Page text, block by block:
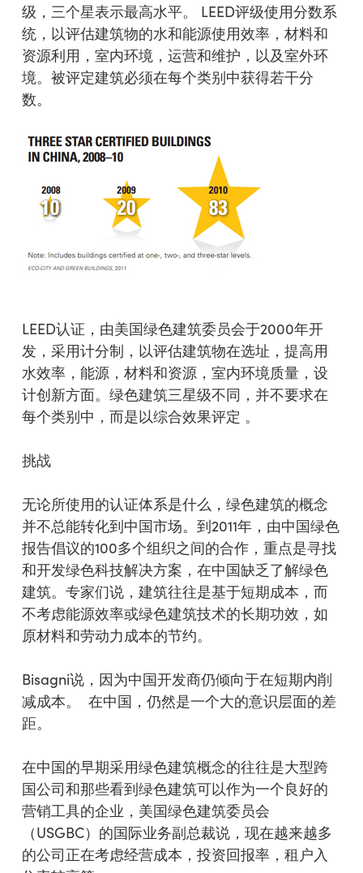
级，三个星表示最高水平。 LEED评级使用分数系
统，以评估建筑物的水和能源使用效率，材料和
资源利用，室内环境，运营和维护，以及室外环
境。被评定建筑必须在每个类别中获得若干分
数。
LEED认证，由美国绿色建筑委员会于2000年开
发，采用计分制，以评估建筑物在选址，提高用
水效率，能源，材料和资源，室内环境质量，设
计创新方面。绿色建筑三星级不同，并不要求在
每个类别中，而是以综合效果评定 。
挑战
无论所使用的认证体系是什么，绿色建筑的概念
并不总能转化到中国市场。到2011年，由中国绿色
报告倡议的100多个组织之间的合作，重点是寻找
和开发绿色科技解决方案，在中国缺乏了解绿色
建筑。专家们说，建筑往往是基于短期成本，而
不考虑能源效率或绿色建筑技术的长期功效，如
原材料和劳动力成本的节约。
Bisagni说，因为中国开发商仍倾向于在短期内削
减成本。 在中国，仍然是一个大的意识层面的差
距。
在中国的早期采用绿色建筑概念的往往是大型跨
国公司和那些看到绿色建筑可以作为一个良好的
营销工具的企业，美国绿色建筑委员会
（USGBC）的国际业务副总裁说，现在越来越多
的公司正在考虑经营成本，投资回报率，租户入